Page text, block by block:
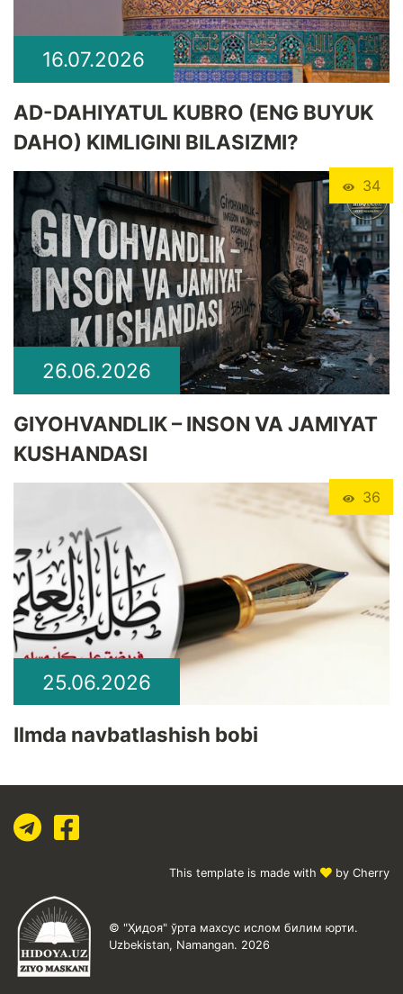
16.07.2026
​AD-DAHIYATUL KUBRO (ENG BUYUK
DAHO) KIMLIGINI BILASIZMI?
34
26.06.2026
GIYOHVANDLIK – INSON VA JAMIYAT
KUSHANDASI
36
25.06.2026
Ilmda navbatlashish bobi
This template is made with by Cherry
© "Ҳидоя" ўрта махсус ислом билим юрти.
Uzbekistan, Namangan. 2026